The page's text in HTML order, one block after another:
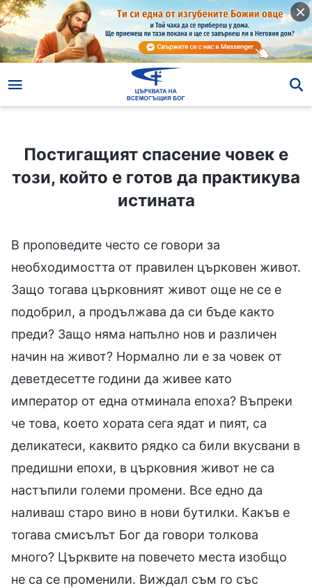
Постигащият спасение човек е
този, който е готов да практикува
истината
В проповедите често се говори за
необходимостта от правилен църковен живот.
Защо тогава църковният живот още не се е
подобрил, а продължава да си бъде както
преди? Защо няма напълно нов и различен
начин на живот? Нормално ли е за човек от
деветдесетте години да живее като
император от една отминала епоха? Въпреки
че това, което хората сега ядат и пият, са
деликатеси, каквито рядко са били вкусвани в
предишни епохи, в църковния живот не са
настъпили големи промени. Все едно да
наливаш старо вино в нови бутилки. Какъв е
тогава смисълът Бог да говори толкова
много? Църквите на повечето места изобщо
не са се променили. Виждал съм го със